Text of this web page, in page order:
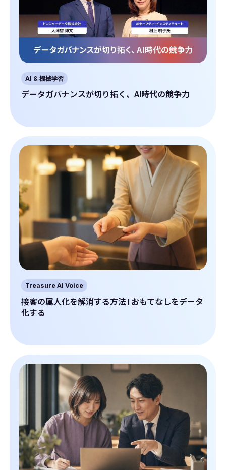
AI & 機械学習
データガバナンスが切り拓く、AI時代の競争力
Treasure AI Voice
接客の属人化を解消する方法 | おもてなしをデータ
化する